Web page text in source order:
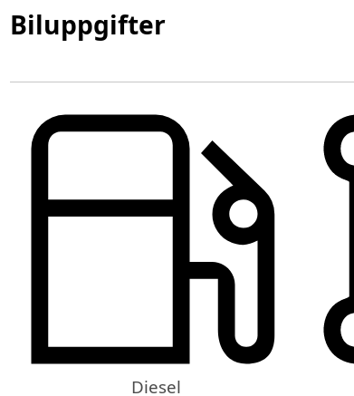
Biluppgifter
Diesel